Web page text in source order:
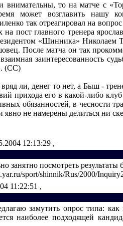
то на матче с
может возглавить нашу
так отреагировал на
на пост главного тренера
«Шинника» Николаем
После матча он так
заинтересованность
(CC)
ли, денег то нет, а Быш -
прихода его в какой-либо клуб
обязанностей, в чесности
не намерены делиться ни
12:13:29 ,
занятно посмотреть результаты
sport/shinnik/Rus/2000/
11:22:51 ,
замутить опрос типа:
наиболее подходящей